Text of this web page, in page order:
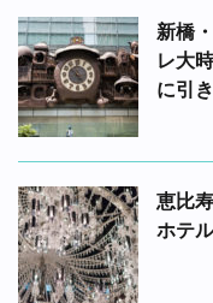
新橋
レ大
に引
恵比
ホテ